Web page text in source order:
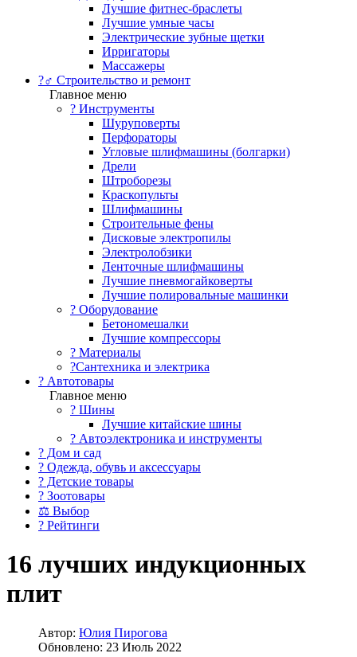
Лучшие фитнес-браслеты
Лучшие умные часы
Электрические зубные щетки
Ирригаторы
Массажеры
?‍♂️ Строительство и ремонт
Главное меню
?️ Инструменты
Шуруповерты
Перфораторы
Угловые шлифмашины (болгарки)
Дрели
Штроборезы
Краскопульты
Шлифмашины
Строительные фены
Дисковые электропилы
Электролобзики
Ленточные шлифмашины
Лучшие пневмогайковерты
Лучшие полировальные машинки
?️ Оборудование
Бетономешалки
Лучшие компрессоры
? Материалы
?Сантехника и электрика
? Автотовары
Главное меню
? Шины
Лучшие китайские шины
? Автоэлектроника и инструменты
? Дом и сад
? Одежда, обувь и аксессуары
? Детские товары
? Зоотовары
⚖ Выбор
? Рейтинги
16 лучших индукционных
плит
Автор: Юлия Пирогова
Обновлено: 23 Июль 2022